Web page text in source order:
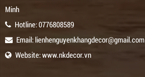
Minh
Hotline:0776808589
Email:lienhenguyenkhangdecor@gmail.com
Website:www.nkdecor.vn